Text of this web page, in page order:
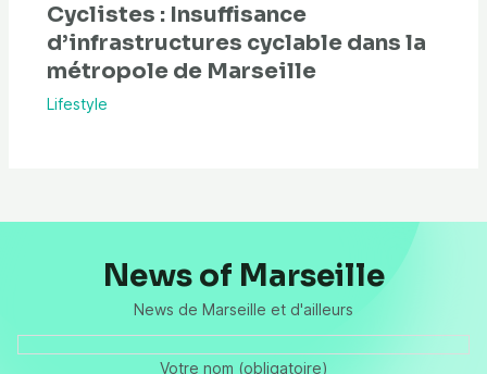
Cyclistes : Insuffisance
d’infrastructures cyclable dans la
métropole de Marseille
Lifestyle
News of Marseille
News de Marseille et d'ailleurs
Votre nom (obligatoire)